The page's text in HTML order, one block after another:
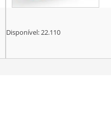
Disponível:22.110